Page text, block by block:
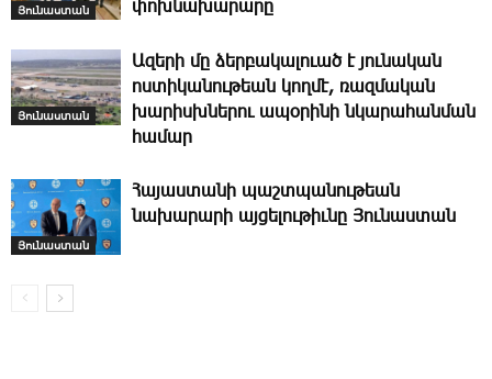
Յունաստան փոխնախարարը
Յունաստան
Ազերի մը ձերբակալուած է յունական
ոստիկանութեան կողմէ, ռազմական
խարիսխներու ապօրինի նկարահանման
համար
Յունաստան
Հայաստանի պաշտպանութեան
նախարարի այցելութիւնը Յունաստան